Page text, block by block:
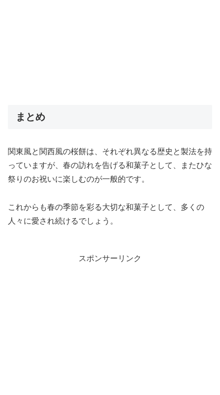
まとめ
関東風と関西風の桜餅は、それぞれ異なる歴史と製法を持
っていますが、春の訪れを告げる和菓子として、またひな
祭りのお祝いに楽しむのが一般的です。
これからも春の季節を彩る大切な和菓子として、多くの
人々に愛され続けるでしょう。
スポンサーリンク